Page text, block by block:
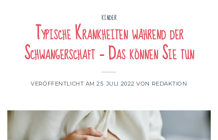
KINDER
Typische Krankheiten während der
Schwangerschaft – Das können Sie tun
VERÖFFENTLICHT AM25. JULI 2022 VON REDAKTION